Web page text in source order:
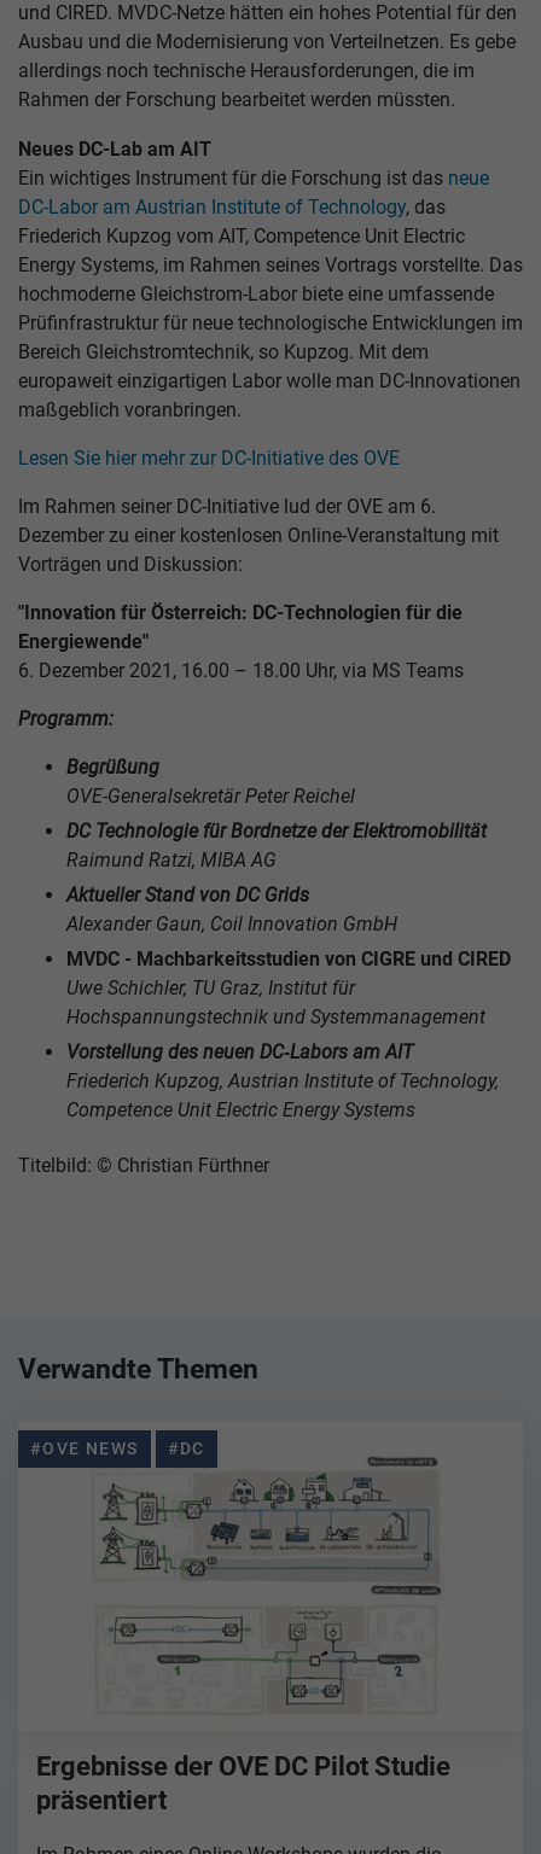
und CIRED. MVDC-Netze hätten ein hohes Potential für den
Ausbau und die Modernisierung von Verteilnetzen. Es gebe
allerdings noch technische Herausforderungen, die im
Rahmen der Forschung bearbeitet werden müssten.
Neues DC-Lab am AIT
Ein wichtiges Instrument für die Forschung ist das neue
DC-Labor am Austrian Institute of Technology, das
Friederich Kupzog vom AIT, Competence Unit Electric
Energy Systems, im Rahmen seines Vortrags vorstellte. Das
hochmoderne Gleichstrom-Labor biete eine umfassende
Prüfinfrastruktur für neue technologische Entwicklungen im
Bereich Gleichstromtechnik, so Kupzog. Mit dem
europaweit einzigartigen Labor wolle man DC-Innovationen
maßgeblich voranbringen.
Lesen Sie hier mehr zur DC-Initiative des OVE
Im Rahmen seiner DC-Initiative lud der OVE am 6.
Dezember zu einer kostenlosen Online-Veranstaltung mit
Vorträgen und Diskussion:
"Innovation für Österreich: DC-Technologien für die
Energiewende"
6. Dezember 2021, 16.00 – 18.00 Uhr, via MS Teams
Programm:
Begrüßung
OVE-Generalsekretär Peter Reichel
DC Technologie für Bordnetze der Elektromobilität
Raimund Ratzi, MIBA AG
Aktueller Stand von DC Grids
Alexander Gaun, Coil Innovation GmbH
MVDC - Machbarkeitsstudien von CIGRE und CIRED
Uwe Schichler, TU Graz, Institut für
Hochspannungstechnik und Systemmanagement
Vorstellung des neuen DC‐Labors am AIT
Friederich Kupzog, Austrian Institute of Technology,
Competence Unit Electric Energy Systems
Titelbild: © Christian Fürthner
Verwandte Themen
#OVE NEWS #DC
Ergebnisse der OVE DC Pilot Studie
präsentiert